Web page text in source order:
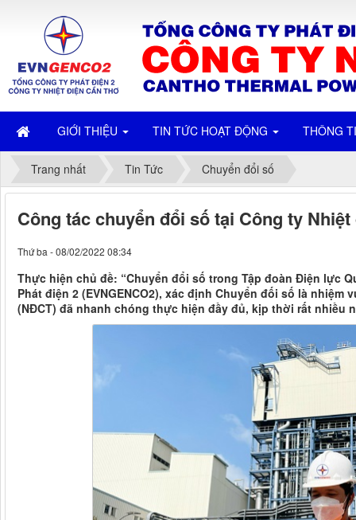
GIỚI THIỆU TIN TỨC HOẠT ĐỘNG THÔNG
Trang nhất Tin Tức Chuyển đổi số
Công tác chuyển đổi số tại Công ty
Thứ ba - 08/02/2022 08:34
Thực hiện chủ đề: “Chuyển đổi số trong Tập đoàn Điện lực
Phát điện 2 (EVNGENCO2), xác định Chuyển đối số là
(NĐCT) đã nhanh chóng thực hiện đầy đủ, kịp thời rất